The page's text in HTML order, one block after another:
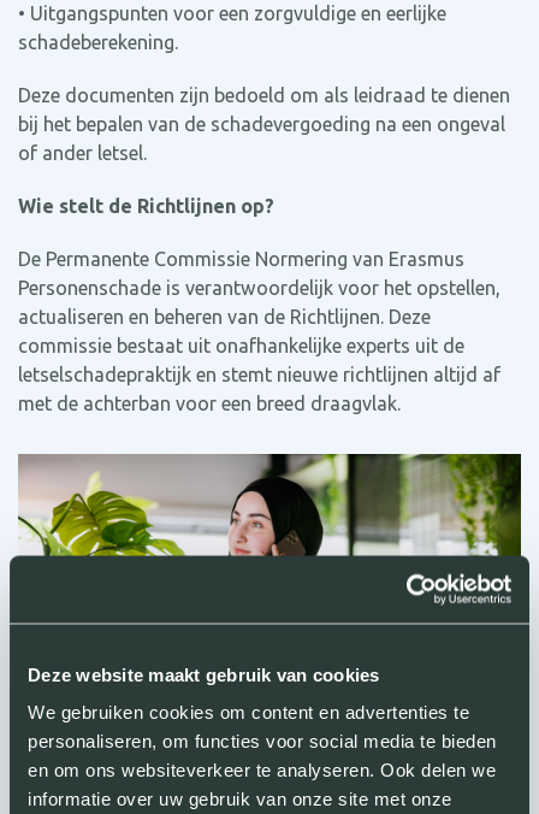
Deze website maakt gebruik van cookies
We gebruiken cookies om content en advertenties te
personaliseren, om functies voor social media te bieden
en om ons websiteverkeer te analyseren. Ook delen we
informatie over uw gebruik van onze site met onze
• Uitgangspunten voor een zorgvuldige en eerlijke
schadeberekening.
Deze documenten zijn bedoeld om als leidraad te dienen
bij het bepalen van de schadevergoeding na een ongeval
of ander letsel.
Wie stelt de Richtlijnen op?
De Permanente Commissie Normering van Erasmus
Personenschade is verantwoordelijk voor het opstellen,
actualiseren en beheren van de Richtlijnen. Deze
commissie bestaat uit onafhankelijke experts uit de
letselschadepraktijk en stemt nieuwe richtlijnen altijd af
met de achterban voor een breed draagvlak.